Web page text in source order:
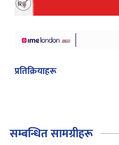
प्रतिक्रियाहरू
सम्बन्धित सामग्रीहरू